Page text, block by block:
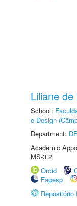
Liliane
School:
e Design
Department:
Academic
MS-3.2
Orcid
Fapesp